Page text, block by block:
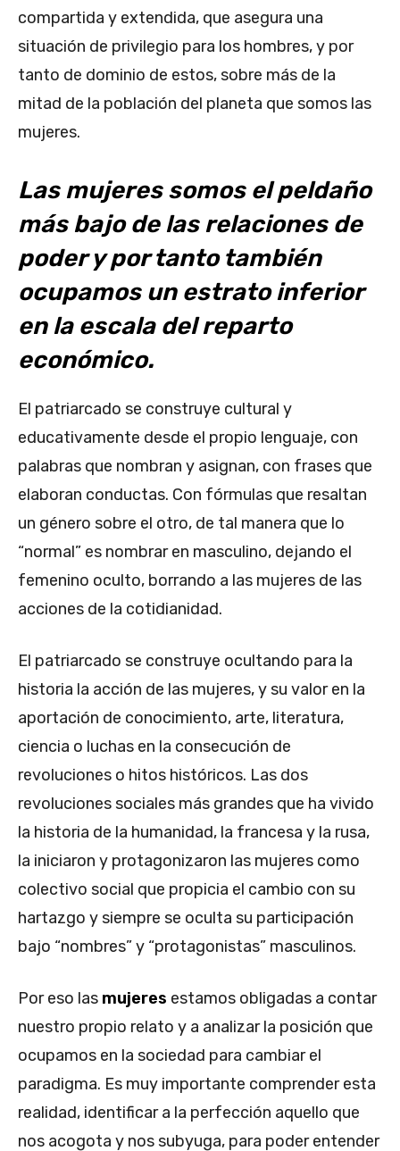
compartida y extendida, que asegura una
situación de privilegio para los hombres, y por
tanto de dominio de estos, sobre más de la
mitad de la población del planeta que somos las
mujeres.
Las mujeres somos el peldaño
más bajo de las relaciones de
poder y por tanto también
ocupamos un estrato inferior
en la escala del reparto
económico.
El patriarcado se construye cultural y
educativamente desde el propio lenguaje, con
palabras que nombran y asignan, con frases que
elaboran conductas. Con fórmulas que resaltan
un género sobre el otro, de tal manera que lo
“normal” es nombrar en masculino, dejando el
femenino oculto, borrando a las mujeres de las
acciones de la cotidianidad.
El patriarcado se construye ocultando para la
historia la acción de las mujeres, y su valor en la
aportación de conocimiento, arte, literatura,
ciencia o luchas en la consecución de
revoluciones o hitos históricos. Las dos
revoluciones sociales más grandes que ha vivido
la historia de la humanidad, la francesa y la rusa,
la iniciaron y protagonizaron las mujeres como
colectivo social que propicia el cambio con su
hartazgo y siempre se oculta su participación
bajo “nombres” y “protagonistas” masculinos.
Por eso las mujeres estamos obligadas a contar
nuestro propio relato y a analizar la posición que
ocupamos en la sociedad para cambiar el
paradigma. Es muy importante comprender esta
realidad, identificar a la perfección aquello que
nos acogota y nos subyuga, para poder entender